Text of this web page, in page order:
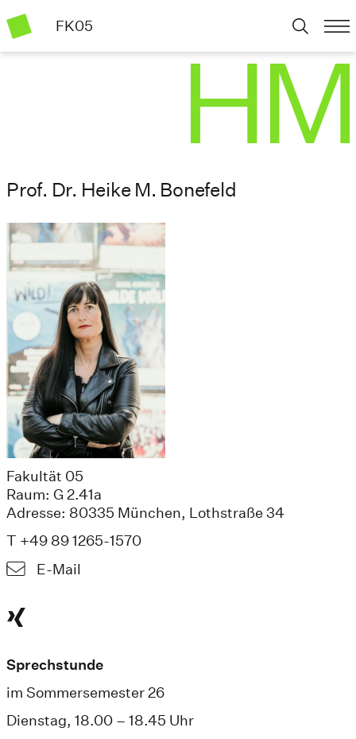
FK05
Prof. Dr. Heike M. Bonefeld
Fakultät 05
Raum: G 2.41a
Adresse: 80335 München, Lothstraße 34
T +49 89 1265-1570
E-Mail
Sprechstunde
im Sommersemester 26
Dienstag, 18.00 – 18.45 Uhr